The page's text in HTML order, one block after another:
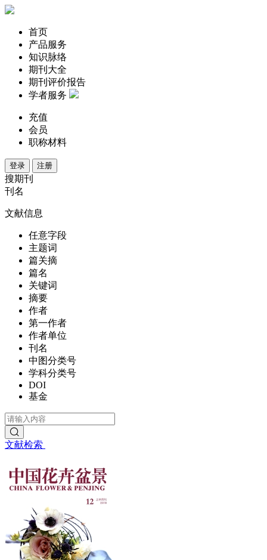
首页
产品服务
知识脉络
期刊大全
期刊评价报告
学者服务
充值
会员
职称材料
登录 注册
搜期刊
刊名
文献信息
任意字段
主题词
篇关摘
篇名
关键词
摘要
作者
第一作者
作者单位
刊名
中图分类号
学科分类号
DOI
基金
文献检索